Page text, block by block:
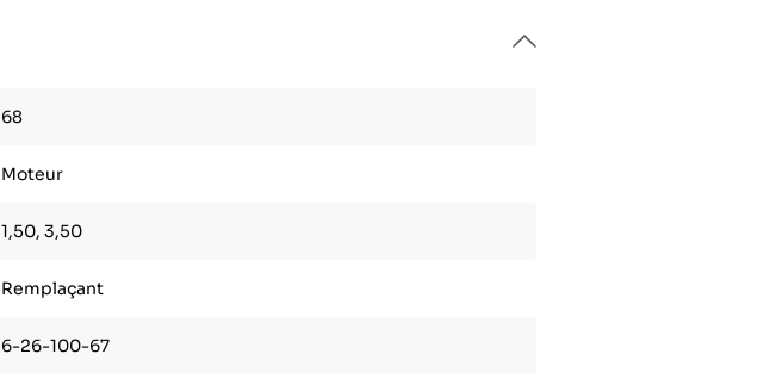
68
Moteur
1,50, 3,50
Remplaçant
6-26-100-67